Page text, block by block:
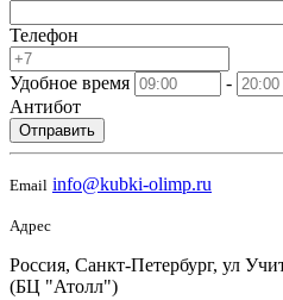
Телефон
Удобное время
-
Антибот
Отправить
Email info@kubki-olimp.ru
Адрес
Россия, Санкт-Петербург, ул
(БЦ "Атолл")